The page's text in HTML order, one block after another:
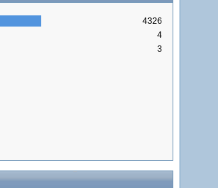
4326
4
3